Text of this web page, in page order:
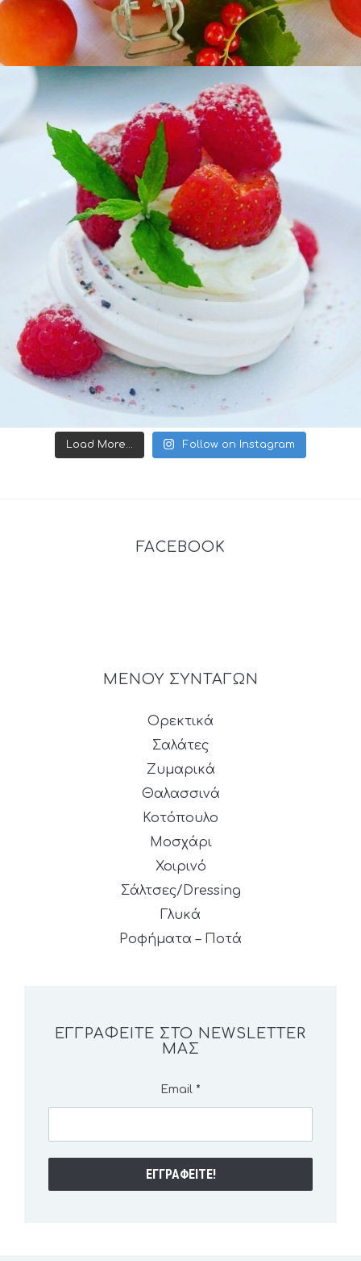
Load More... Follow on Instagram
FACEBOOK
ΜΕΝΟΥ ΣΥΝΤΑΓΩΝ
Ορεκτικά
Σαλάτες
Ζυμαρικά
Θαλασσινά
Κοτόπουλο
Μοσχάρι
Χοιρινό
Σάλτσες/Dressing
Γλυκά
Ροφήματα – Ποτά
ΕΓΓΡΑΦΕΊΤΕ ΣΤΟ NEWSLETTER
ΜΑΣ
Email *